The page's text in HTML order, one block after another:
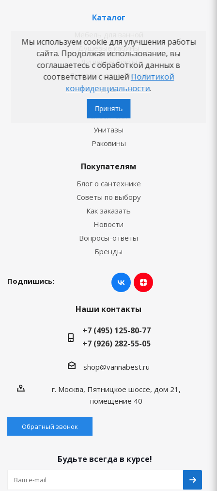
Каталог
Душевые кабины
Душевые боксы
Душевые ограждения
Душ
Смесители
Унитазы
Раковины
Покупателям
Блог о сантехнике
Советы по выбору
Как заказать
Новости
Вопросы-ответы
Бренды
Подпишись:
Наши контакты
+7 (495) 125-80-77
+7 (926) 282-55-05
shop@vannabest.ru
г. Москва, Пятницкое шоссе, дом 21,
помещение 40
Обратный звонок
Будьте всегда в курсе!
Мы используем cookie для улучшения работы
сайта. Продолжая использование, вы
соглашаетесь с обработкой данных в
соответствии с нашей Политикой
конфиденциальности.
Принять